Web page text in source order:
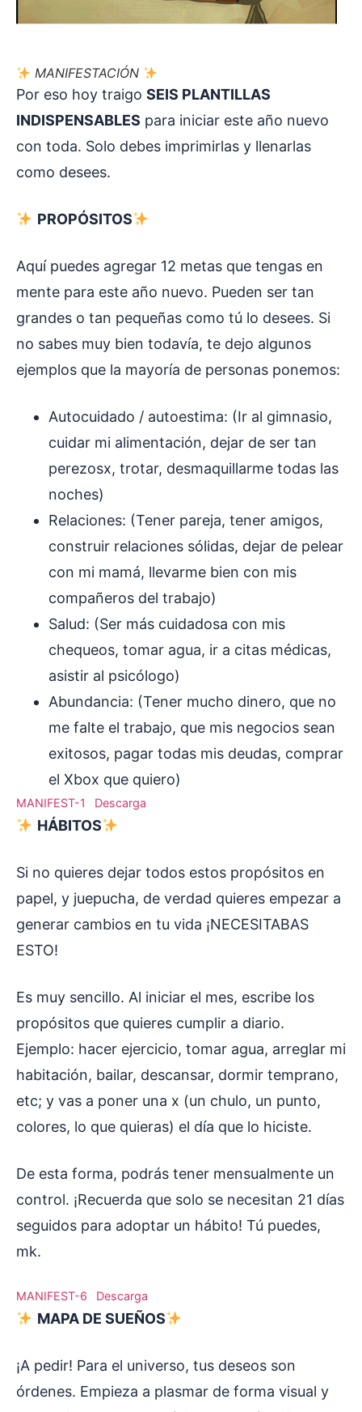
MANIFESTACIÓN
Por eso hoy traigo SEIS PLANTILLAS
INDISPENSABLES para iniciar este año nuevo
con toda. Solo debes imprimirlas y llenarlas
como desees.
PROPÓSITOS
Aquí puedes agregar 12 metas que tengas en
mente para este año nuevo. Pueden ser tan
grandes o tan pequeñas como tú lo desees. Si
no sabes muy bien todavía, te dejo algunos
ejemplos que la mayoría de personas ponemos:
Autocuidado / autoestima: (Ir al gimnasio,
cuidar mi alimentación, dejar de ser tan
perezosx, trotar, desmaquillarme todas las
noches)
Relaciones: (Tener pareja, tener amigos,
construir relaciones sólidas, dejar de pelear
con mi mamá, llevarme bien con mis
compañeros del trabajo)
Salud: (Ser más cuidadosa con mis
chequeos, tomar agua, ir a citas médicas,
asistir al psicólogo)
Abundancia: (Tener mucho dinero, que no
me falte el trabajo, que mis negocios sean
exitosos, pagar todas mis deudas, comprar
el Xbox que quiero)
MANIFEST-1 Descarga
HÁBITOS
Si no quieres dejar todos estos propósitos en
papel, y juepucha, de verdad quieres empezar a
generar cambios en tu vida ¡NECESITABAS
ESTO!
Es muy sencillo. Al iniciar el mes, escribe los
propósitos que quieres cumplir a diario.
Ejemplo: hacer ejercicio, tomar agua, arreglar mi
habitación, bailar, descansar, dormir temprano,
etc; y vas a poner una x (un chulo, un punto,
colores, lo que quieras) el día que lo hiciste.
De esta forma, podrás tener mensualmente un
control. ¡Recuerda que solo se necesitan 21 días
seguidos para adoptar un hábito! Tú puedes,
mk.
MANIFEST-6 Descarga
MAPA DE SUEÑOS
¡A pedir! Para el universo, tus deseos son
órdenes. Empieza a plasmar de forma visual y